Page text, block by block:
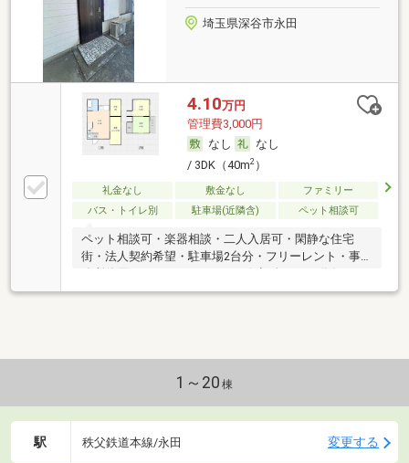
埼玉県深谷市永田
4.10万円
管理費3,000円
なし
なし
/ 3DK（40m2）
礼金なし 敷金なし
ファミリー
バス・トイレ別
駐車場(近隣含) ペット相談可
ペット相談可・楽器相談・二人入居可・閑静な住宅
街・法人契約希望・駐車場2台分・フリーレント・事
1～20 棟
駅 秩父鉄道本線/永田 変更する